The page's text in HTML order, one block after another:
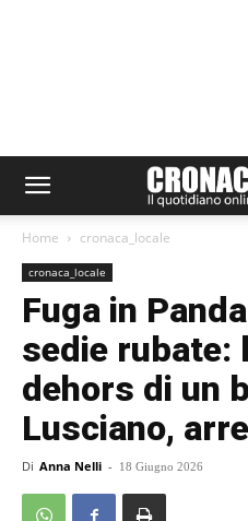
Home cronaca_locale
cronaca_locale
Fuga in
sedie rubate:
dehors di un
Lusciano,
Di Anna Nelli - 18 Giugno 2026